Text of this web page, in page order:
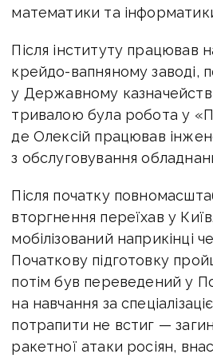
математики та
Після інституту працював
крейдо-вапняному заводі,
у Державному
тривалою була робота у
де Олексій працював
з обслуговування
Після початку
вторгнення переїхав у
мобілізований наприкінці
Початкову підготовку
потім був переведений у
на навчання за
потрапити не встиг —
ракетної атаки росіян,